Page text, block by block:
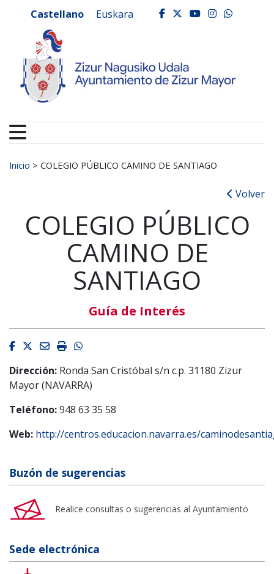
Ayuntamiento de
Castellano Euskara facebook
twitter
youtube
Buscar:
Inicio > COLEGIO PÚBLICO CAMINO DE SANTIAGO
Volver
COLEGIO PÚBLICO
CAMINO DE
SANTIAGO
Guía de Interés
Facebook
Twitter
EmailImprimirWhatsapp
Dirección: Ronda San Cristóbal s/n c.p. 31180 Zizur
Mayor (NAVARRA)
Teléfono:948 63 35 58
Web: http://centros.educacion.navarra.es/
Buzón de sugerencias
Realice consultas o sugerencias al Ayuntamiento
Sede electrónica